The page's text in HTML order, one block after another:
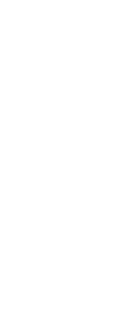
1x LAN (RJ-